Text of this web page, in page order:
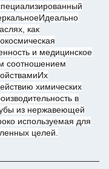
как
и медицинское
соотношением
химических
в
из нержавеющей
используемая для
целей.